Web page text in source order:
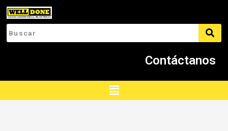
contenido
Contáctanos
Menú